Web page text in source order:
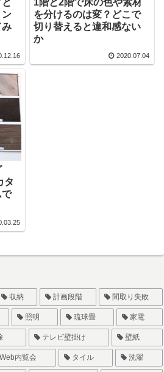
ン
み
1階と2階で床の色や素材
を分けるのは変？どこで
切り替えると違和感ない
か
2020.07.04
タ
で
収納 計画段階 間取り失敗
照明 琉球畳 家電
テレビ壁掛け 壁紙
内覧会 タイル 洗濯